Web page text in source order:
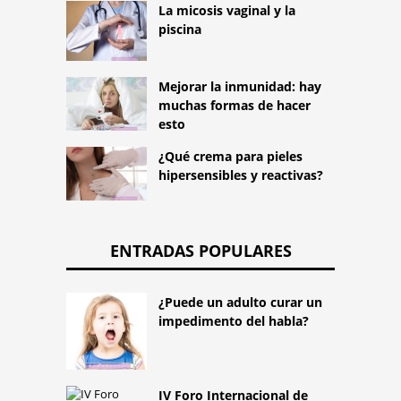
La micosis vaginal y la
piscina
Mejorar la inmunidad: hay
muchas formas de hacer
esto
¿Qué crema para pieles
hipersensibles y reactivas?
ENTRADAS POPULARES
¿Puede un adulto curar un
impedimento del habla?
IV Foro Internacional de